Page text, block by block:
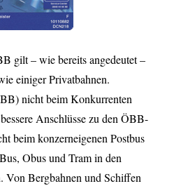
gilt – wie bereits angedeutet –
einiger Privatbahnen.
nicht beim Konkurrenten
Anschlüsse zu den ÖBB-
beim konzerneigenen Postbus
Obus und Tram in den
Von Bergbahnen und Schiffen